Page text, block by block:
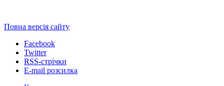
Повна версія сайту
Facebook
Twitter
RSS-стрічки
E-mail розсилка